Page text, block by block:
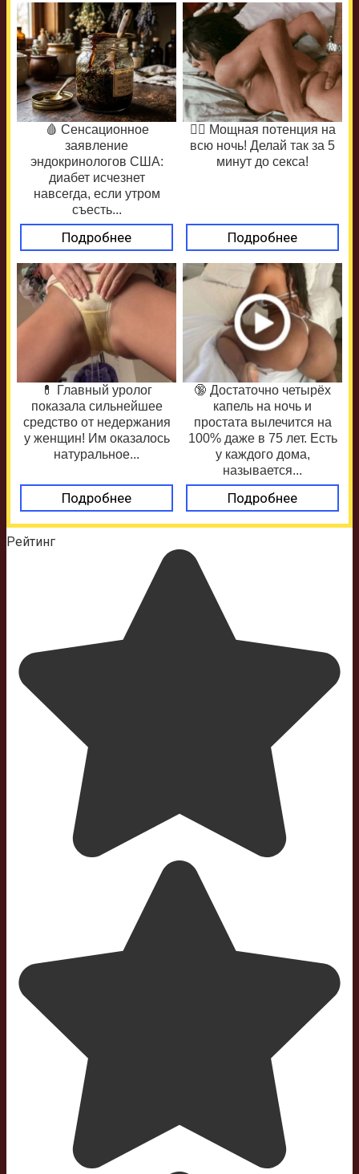
🩸 Сенсационное
заявление
эндокринологов США:
диабет исчезнет
навсегда, если утром
съесть...
Подробнее
❤️‍🔥 Мощная потенция на
всю ночь! Делай так за 5
минут до секса!
Подробнее
💊 Главный уролог
показала сильнейшее
средство от недержания
у женщин! Им оказалось
натуральное...
Подробнее
🔞 Достаточно четырёх
капель на ночь и
простата вылечится на
100% даже в 75 лет. Есть
у каждого дома,
называется...
Подробнее
Рейтинг